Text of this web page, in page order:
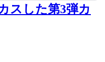
スした第3弾カ